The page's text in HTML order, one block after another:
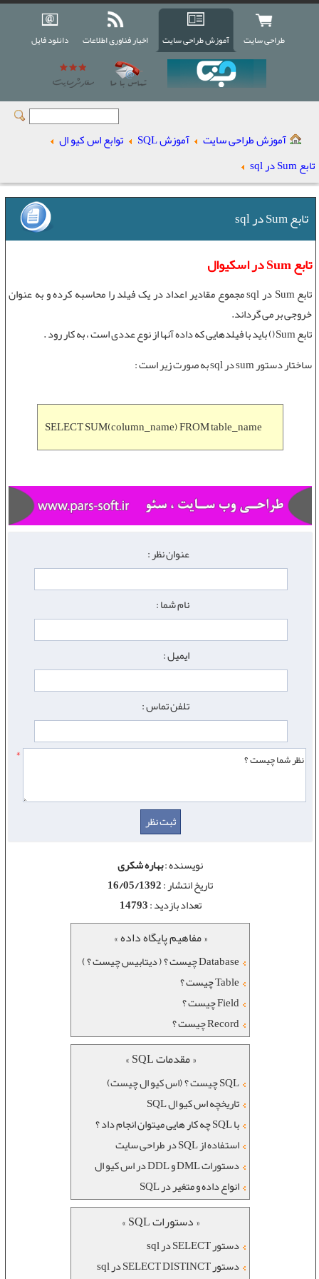
طراحی سایت آموزش طراحی سایت اخبار فناوری اطلاعات دانلود فایل
آموزش طراحی سایت آموزش SQL
توابع اس کیو ال
تابع Sum در sql
تابع Sum در sql
تابع Sum در اسکیوال
تابع Sum
در sql مجموع مقادير اعداد در يک فيلد را محاسبه کرده و به عنوان
خروجی بر می گرداند.
تابع Sum()
بايد با فيلدهايی که داده آنها از نوع عددی است ، به کار رود .
ساختاردستور sum در sql به صورت زیر است :
SELECT SUM(column_name) FROM table_name
عنوان نظر :
نام شما :
ایمیل :
تلفن تماس :
*
نویسنده :بهاره شکری
تاریخ انتشار :16/05/1392
تعداد بازدید :14793
« مفاهیم پایگاه داده »
Database چیست ؟ ( دیتابیس چیست ؟ )
Table چیست ؟
Field چیست ؟
Record چیست ؟
« مقدمات SQL »
SQL چیست ؟ (اس کیو ال چیست)
تاریخچه اس کیو ال SQL
با SQL چه کار هایی میتوان انجام داد ؟
استفاده از SQL در طراحی سایت
دستورات DML و DDL در اس کیو ال
انواع داده و متغیر در SQL
« دستورات SQL »
دستور SELECT در sql
دستور SELECT DISTINCT در sql